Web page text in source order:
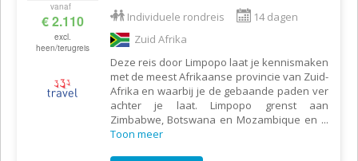
vanaf
€ 2.110
excl.
heen/terugreis
Individuele rondreis
14 dagen
Zuid Afrika
Deze reis door Limpopo laat je kennismaken
met de meest Afrikaanse provincie van Zuid-
Afrika en waarbij je de gebaande paden ver
achter je laat. Limpopo grenst aan
Zimbabwe, Botswana en Mozambique en ...
Toon meer